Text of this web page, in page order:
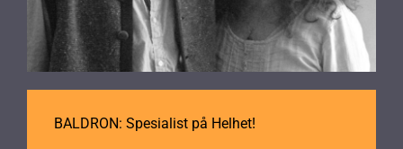
BALDRON: Spesialist på Helhet!